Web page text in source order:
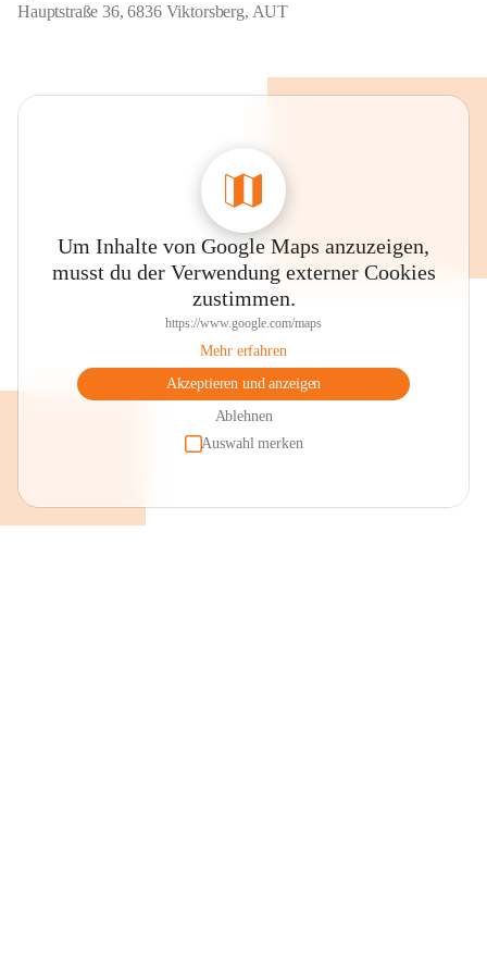
Hauptstraße 36, 6836 Viktorsberg, AUT
Um Inhalte von Google Maps anzuzeigen,
musst du der Verwendung externer Cookies
zustimmen.
https://www.google.com/maps
Mehr erfahren
Akzeptieren und anzeigen
Ablehnen
Auswahl merken